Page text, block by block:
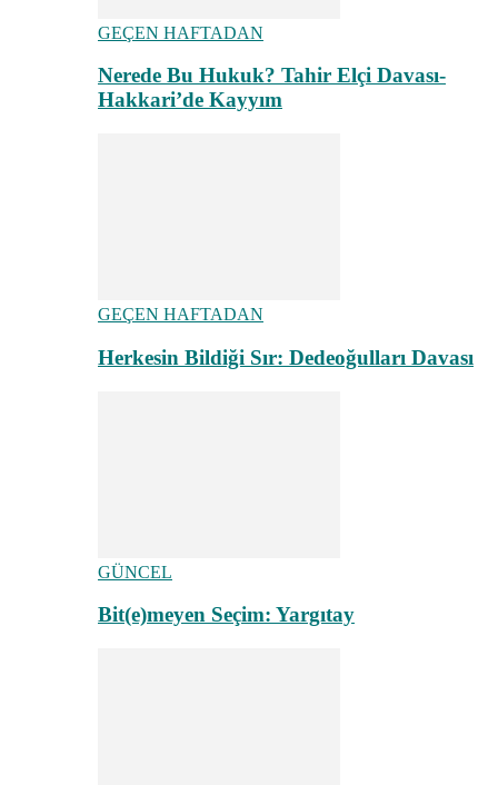
GEÇEN HAFTADAN
Nerede Bu Hukuk? Tahir Elçi Davası-
Hakkari’de Kayyım
GEÇEN HAFTADAN
Herkesin Bildiği Sır: Dedeoğulları Davası
GÜNCEL
Bit(e)meyen Seçim: Yargıtay